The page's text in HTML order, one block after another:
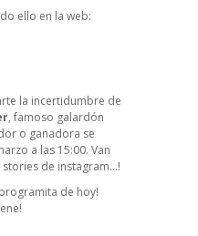
ello en la web:
la incertidumbre de
, famoso galardón
o ganadora se
a las 15:00. Van
stories de instagram…!
de hoy!